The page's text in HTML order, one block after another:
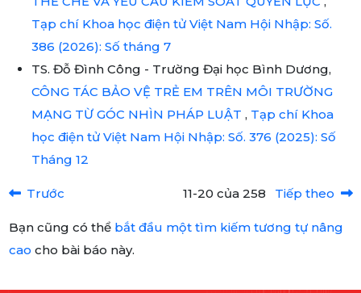
Tạp chí Khoa học điện tử Việt Nam Hội Nhập: Số.
386 (2026): Số tháng 7
TS. Đỗ Đình Công - Trường Đại học Bình Dương,
CÔNG TÁC BẢO VỆ TRẺ EM TRÊN MÔI TRƯỜNG
MẠNG TỪ GÓC NHÌN PHÁP LUẬT , Tạp chí Khoa
học điện tử Việt Nam Hội Nhập: Số. 376 (2025): Số
Tháng 12
Trước 11-20 của 258 Tiếp theo
Bạn cũng có thể bắt đầu một tìm kiếm tương tự nâng
cao cho bài báo này.